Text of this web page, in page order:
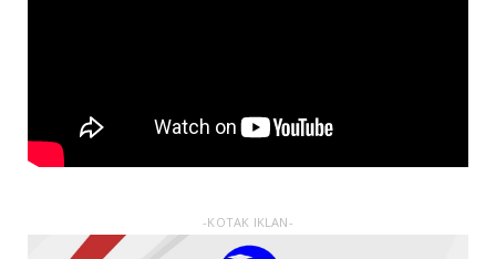
-KOTAK IKLAN-